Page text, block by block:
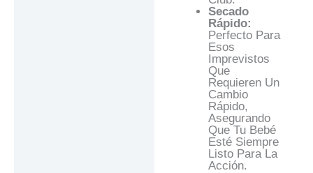
Secado
Rápido:
Perfecto Para
Esos
Imprevistos
Que
Requieren Un
Cambio
Rápido,
Asegurando
Que Tu Bebé
Esté Siempre
Listo Para La
Acción.